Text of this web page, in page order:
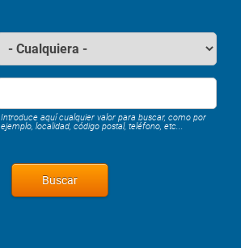
Introduce aquí cualquier valor para buscar, como por
ejemplo, localidad, código postal, teléfono, etc...